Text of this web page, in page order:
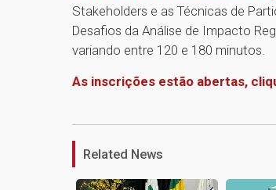
Stakeholders e as Técnicas de
Desafios da Análise de Impacto
variando entre 120 e 180 minutos.
As inscrições estão abertas,
Related News